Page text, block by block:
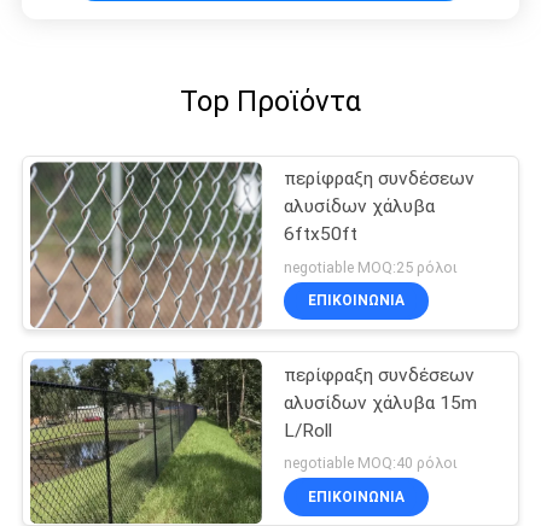
Top Προϊόντα
περίφραξη συνδέσεων
αλυσίδων χάλυβα
6ftx50ft
negotiable MOQ:25 ρόλοι
ΕΠΙΚΟΙΝΩΝΙΑ
περίφραξη συνδέσεων
αλυσίδων χάλυβα 15m
L/Roll
negotiable MOQ:40 ρόλοι
ΕΠΙΚΟΙΝΩΝΙΑ